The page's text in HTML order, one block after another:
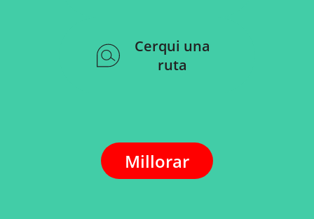
Cerqui una
ruta
Millorar